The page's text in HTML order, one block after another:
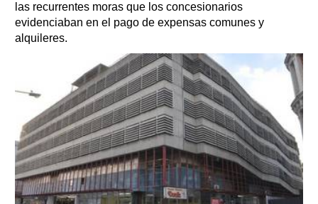
las recurrentes moras que los concesionarios
evidenciaban en el pago de expensas comunes y
alquileres.